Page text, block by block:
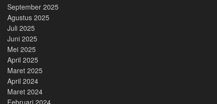
September 2025
Agustus 2025
Juli 2025
Juni 2025
Mei 2025
April 2025
Maret 2025
April 2024
Maret 2024
Februari 2024